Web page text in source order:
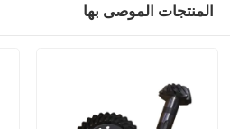
المنتجات الموصى بها